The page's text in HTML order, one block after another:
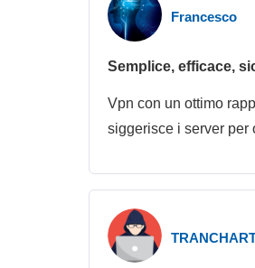
Francesco
Semplice, efficace,
Vpn con un ottimo
siggerisce i server per